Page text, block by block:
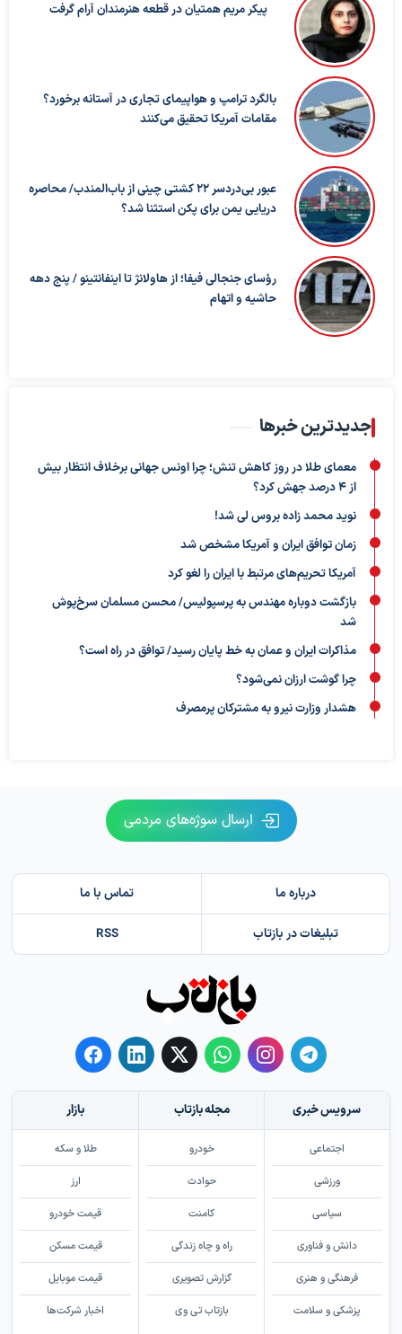
پیکر مریم همتیان در قطعه هنرمندان آرام گرفت
بالگرد ترامپ و هواپیمای تجاری در آستانه برخورد؟
مقامات آمریکا تحقیق می‌کنند
عبور بی‌دردسر ۲۲ کشتی چینی از باب‌المندب/ محاصره
دریایی یمن برای پکن استثنا شد؟
رؤسای جنجالی فیفا؛ از هاولانژ تا اینفانتینو / پنج دهه
حاشیه و اتهام
جدیدترین خبرها
معمای طلا در روز کاهش تنش؛ چرا اونس جهانی برخلاف انتظار بیش
از ۴ درصد جهش کرد؟
نوید محمد زاده بروس لی شد!
زمان توافق ایران و آمریکا مشخص شد
آمریکا تحریم‌های مرتبط با ایران را لغو کرد
بازگشت دوباره مهندس به پرسپولیس/ محسن مسلمان سرخ‌پوش
شد
مذاکرات ایران و عمان به خط پایان رسید/ توافق در راه است؟
چرا گوشت ارزان نمی‌شود؟
هشدار وزارت نیرو به مشترکان پرمصرف
ارسال سوژه‌های مردمی
درباره ما تماس با ما
تبلیغات در بازتاب RSS
سرویس خبری
اجتماعی
ورزشی
سیاسی
دانش و فناوری
فرهنگی و هنری
پزشکی و سلامت
مجله بازتاب
خودرو
حوادث
کامنت
راه و چاه زندگی
گزارش تصویری
بازتاب تی وی
بازار
طلا و سکه
ارز
قیمت خودرو
قیمت مسکن
قیمت موبایل
اخبار شرکت‌ها